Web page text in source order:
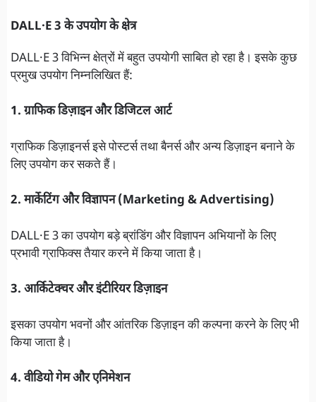
DALL·E 3 के उपयोग के क्षेत्र
DALL·E 3 विभिन्न क्षेत्रों में बहुत उपयोगी साबित हो रहा है। इसके कुछ
प्रमुख उपयोग निम्नलिखित हैं:
1. ग्राफिक डिज़ाइन और डिजिटल आर्ट
ग्राफिक डिज़ाइनर्स इसे पोस्टर्स तथा बैनर्स और अन्य डिज़ाइन बनाने के
लिए उपयोग कर सकते हैं।
2. मार्केटिंग और विज्ञापन (Marketing & Advertising)
DALL·E 3 का उपयोग बड़े ब्रांडिंग और विज्ञापन अभियानों के लिए
प्रभावी ग्राफिक्स तैयार करने में किया जाता है।
3. आर्किटेक्चर और इंटीरियर डिज़ाइन
इसका उपयोग भवनों और आंतरिक डिज़ाइन की कल्पना करने के लिए भी
किया जाता है।
4. वीडियो गेम और एनिमेशन